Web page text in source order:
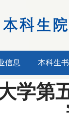
信息 本科生
学第